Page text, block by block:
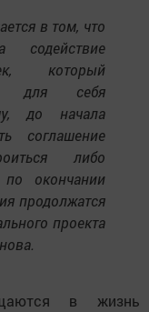
в том, что
содействие
который
для себя
до начала
соглашение
либо
по окончании
продолжатся
проекта
в жизнь